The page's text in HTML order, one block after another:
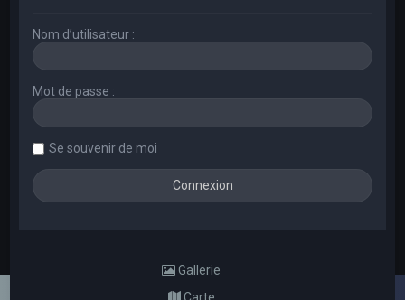
Nom d’utilisateur :
Mot de passe :
Se souvenir de moi
Gallerie
Carte